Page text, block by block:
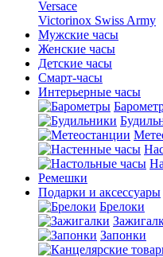
Versace
Victorinox Swiss Army
Мужские часы
Женские часы
Детские часы
Смарт-часы
Интерьерные часы
Ремешки
Подарки и аксессуары
Брелоки
Запонки